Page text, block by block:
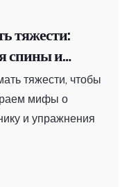
тяжести:
спины и
тяжести, чтобы
мифы о
и упражнения